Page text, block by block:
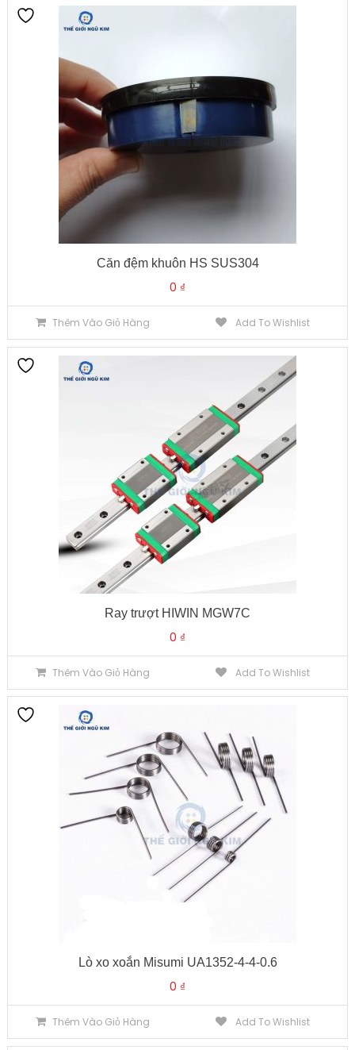
Căn đệm khuôn HS SUS304
0 ₫
Thêm Vào Giỏ Hàng Add To Wishlist
Ray trượt HIWIN MGW7C
0 ₫
Thêm Vào Giỏ Hàng Add To Wishlist
Lò xo xoắn Misumi UA1352-4-4-0.6
0 ₫
Thêm Vào Giỏ Hàng Add To Wishlist